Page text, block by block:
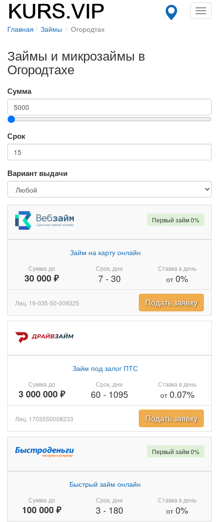
Главная Займы Огородтах
Займы и микрозаймы в
Огородтахе
Сумма
Срок
Вариант выдачи
Сумма до
30 000 ₽
Займ на карту онлайн
Срок, дни
7- 30
Ставка в день
от0%
Первый займ 0%
Лиц. 19-035-50-009325 Подать заявку
Сумма до
3 000 000 ₽
Займ под залог ПТС
Срок, дни
60 - 1095
Ставка в день
от0.07%
Лиц. 1703550008233 Подать заявку
Сумма до
100 000 ₽
Быстрый займ онлайн
Срок, дни
3 - 180
Ставка в день
от0%
Первый займ 0%